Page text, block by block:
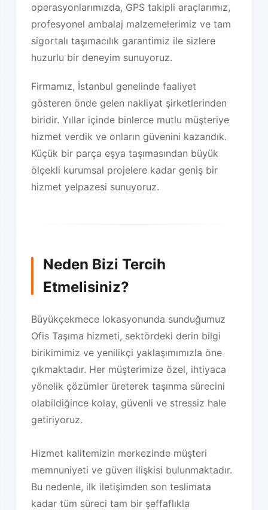
operasyonlarımızda, GPS takipli araçlarımız,
profesyonel ambalaj malzemelerimiz ve tam
sigortalı taşımacılık garantimiz ile sizlere
huzurlu bir deneyim sunuyoruz.
Firmamız, İstanbul genelinde faaliyet
gösteren önde gelen nakliyat şirketlerinden
biridir. Yıllar içinde binlerce mutlu müşteriye
hizmet verdik ve onların güvenini kazandık.
Küçük bir parça eşya taşımasından büyük
ölçekli kurumsal projelere kadar geniş bir
hizmet yelpazesi sunuyoruz.
Neden Bizi Tercih
Etmelisiniz?
Büyükçekmece lokasyonunda sunduğumuz
Ofis Taşıma hizmeti, sektördeki derin bilgi
birikimimiz ve yenilikçi yaklaşımımızla öne
çıkmaktadır. Her müşterimize özel, ihtiyaca
yönelik çözümler üreterek taşınma sürecini
olabildiğince kolay, güvenli ve stressiz hale
getiriyoruz.
Hizmet kalitemizin merkezinde müşteri
memnuniyeti ve güven ilişkisi bulunmaktadır.
Bu nedenle, ilk iletişimden son teslimata
kadar tüm süreci tam bir şeffaflıkla